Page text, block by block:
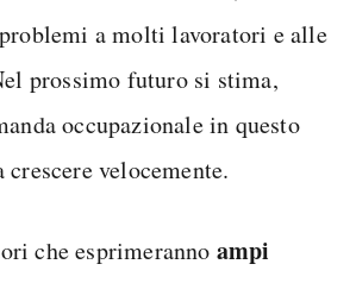
a molti lavoratori e alle
prossimo futuro si stima,
occupazionale in questo
velocemente.
che esprimeranno ampi